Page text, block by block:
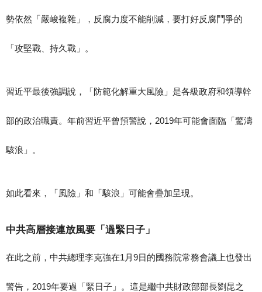
勢依然「嚴峻複雜」，反腐力度不能削減，要打好反腐鬥爭的
「攻堅戰、持久戰」。
習近平最後強調說，「防範化解重大風險」是各級政府和領導幹
部的政治職責。年前習近平曾預警說，2019年可能會面臨「驚濤
駭浪」。
如此看來，「風險」和「駭浪」可能會疊加呈現。
中共高層接連放風要「過緊日子」
在此之前，中共總理李克強在1月9日的國務院常務會議上也發出
警告，2019年要過「緊日子」。這是繼中共財政部部長劉昆之